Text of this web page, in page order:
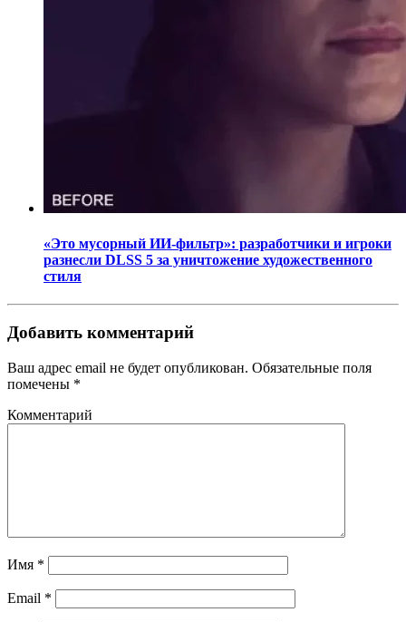
«Это мусорный ИИ-фильтр»: разработчики и игроки
разнесли DLSS 5 за уничтожение художественного
стиля
Добавить комментарий
Ваш адрес email не будет опубликован. Обязательные поля
помечены *
Комментарий
Имя *
Email *